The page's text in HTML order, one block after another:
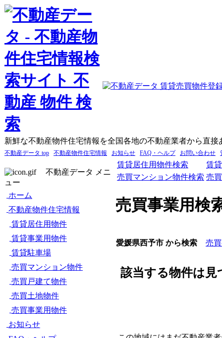
新鮮な不動産物件住宅情報を全国各地の不動産業者から直接
不動産データ top 不動産物件住宅情報 お知らせ FAQ・ヘルプ お問い合わせ
不動産データ メニ
ュー
ホーム
不動産物件住宅情報
賃貸居住用物件
賃貸事業用物件
賃貸駐車場
売買マンション物件
売買戸建て物件
売買土地物件
売買事業用物件
お知らせ
賃貸居住用物件検索
賃
売買マンション物件検索 売
売買事業用検
愛媛県西予市 から検索 売
該当する物件は